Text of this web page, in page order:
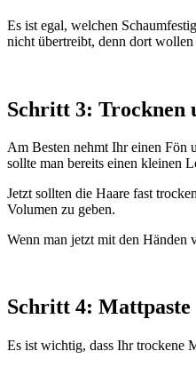
Es ist egal, welchen
nicht übertreibt, denn dort
Schritt 3: Trocknen
Am Besten nehmt Ihr einen Fön
sollte man bereits einen kleinen
Jetzt sollten die Haare fast
Volumen zu geben.
Wenn man jetzt mit den Händen
Schritt 4: Mattpaste
Es ist wichtig, dass Ihr trockene